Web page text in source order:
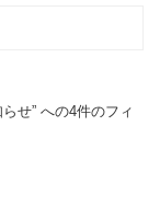
せ” への4件のフィ